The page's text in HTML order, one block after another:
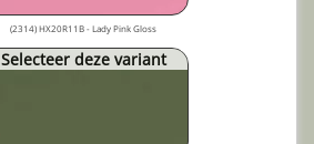
(2314) HX20R11B - Lady Pink Gloss
Selecteer deze variant